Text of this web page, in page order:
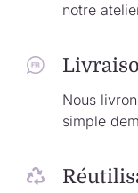
notre
Nous
simple